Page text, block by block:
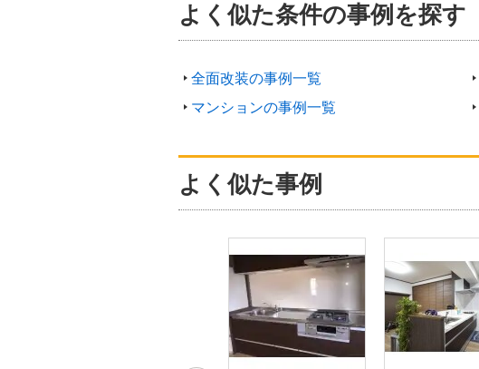
よく似た条件の事例を探す
全面改装の事例一覧
マンションの事例一覧
よく似た事例